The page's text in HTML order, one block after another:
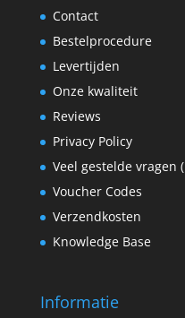
Contact
Bestelprocedure
Levertijden
Onze kwaliteit
Reviews
Privacy Policy
Veel gestelde vragen
Voucher Codes
Verzendkosten
Knowledge Base
Informatie